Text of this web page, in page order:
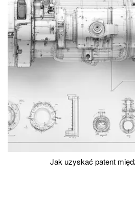
Jak uzyskać patent